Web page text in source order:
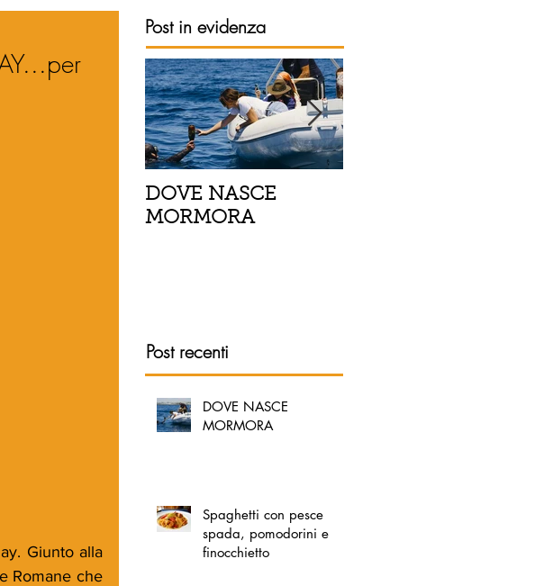
Giunto alla
Romane che
Post in evidenza
DOVE NASCE
MORMORA
Post recenti
DOVE NASCE
MORMORA
Spaghetti con pesce
spada, pomodorini e
finocchietto